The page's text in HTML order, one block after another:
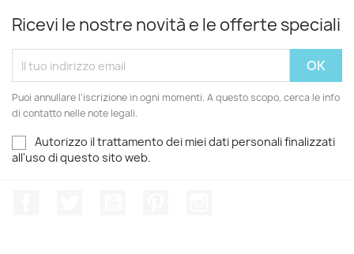
Ricevi le nostre novità e le offerte speciali
Puoi annullare l'iscrizione in ogni momenti. A questo scopo, cerca le info
di contatto nelle note legali.
Autorizzo il trattamento dei miei dati personali finalizzati
all'uso di questo sito web.